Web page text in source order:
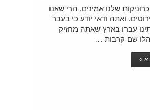
שלנו אמינים, הרי שאנו
ואתה ודאי יודע כי בעבר
עברו בארץ שאתה מחזיק
שם קרבות …
»